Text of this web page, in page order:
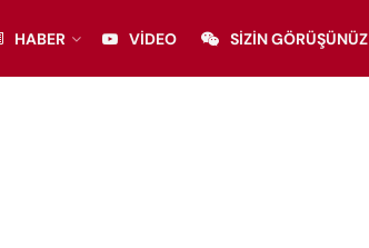
HABER VIDEO SIZIN GÖRÜŞÜNÜZ